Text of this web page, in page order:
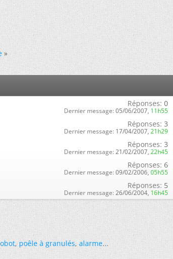
»
Réponses: 0
Dernier message: 05/06/2007, 11h55
Réponses: 3
Dernier message: 17/04/2007, 21h29
Réponses: 3
Dernier message: 21/02/2007, 22h45
Réponses: 6
Dernier message: 09/02/2006, 05h55
Réponses: 5
Dernier message: 26/06/2004, 16h45
,poêle à granulés,alarme...